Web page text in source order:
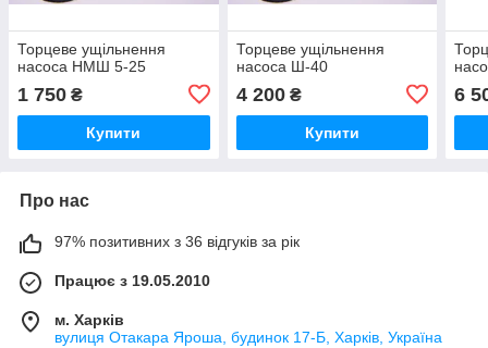
Торцеве ущільнення
насоса НМШ 5-25
1 750 ₴
Купити
Торцеве ущільнення
насоса Ш-40
4 200₴
Купити
6
Про нас
97% позитивних з 36 відгуків за рік
Працює з 19.05.2010
м. Харків
вулиця Отакара Яроша, будинок 17-Б, Харків, Україна